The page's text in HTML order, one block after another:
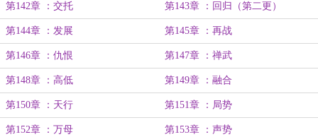
第142章 ：交托 第143章 ：回归（第二更）
第144章 ：发展 第145章 ：再战
第146章 ：仇恨 第147章 ：禅武
第148章 ：高低 第149章 ：融合
第150章 ：天行 第151章 ：局势
第152章 ：万母 第153章 ：声势